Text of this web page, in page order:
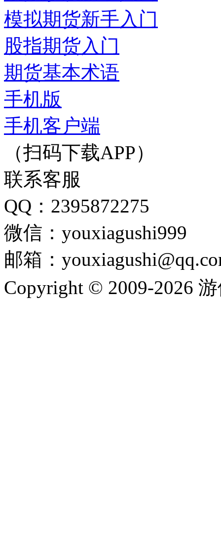
模拟期货新手入门
股指期货入门
期货基本术语
手机版
手机客户端
（扫码下载APP）
联系客服
QQ：2395872275
微信：youxiagushi999
邮箱：
Copyright © 2009-2026